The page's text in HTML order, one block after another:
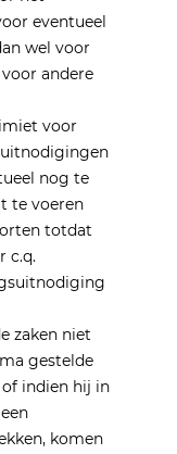
eventueel
wel voor
andere
voor
nog te
te voeren
totdat
c.q.
zaken niet
gestelde
indien hij in
komen